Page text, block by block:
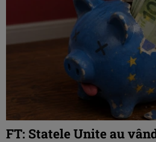
FT: Statele Unite au